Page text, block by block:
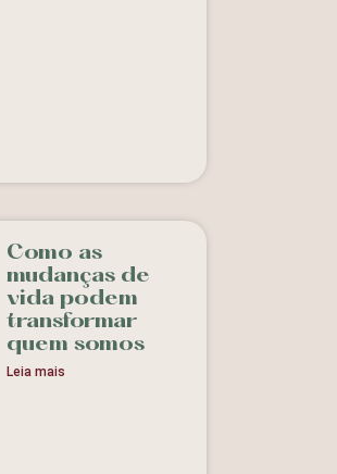
Como as
mudanças de
vida podem
transformar
quem somos
Leia mais